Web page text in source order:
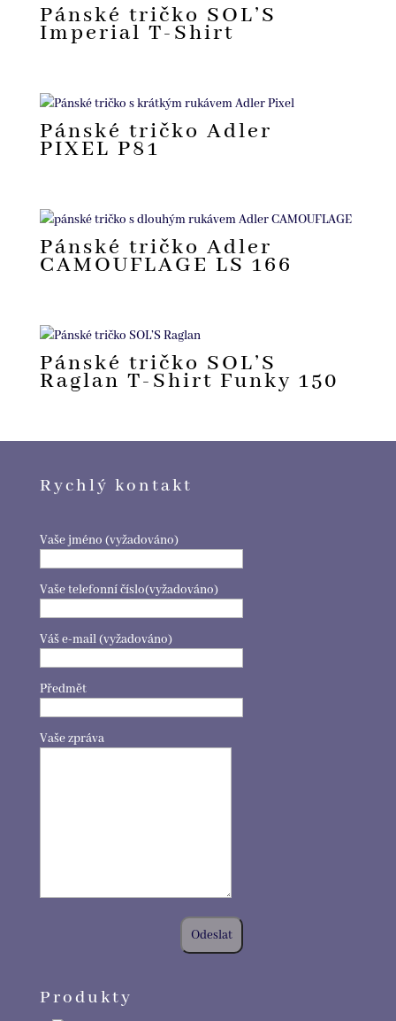
Pánské tričko SOL’S
Imperial T-Shirt
Pánské tričko Adler
PIXEL P81
Pánské tričko Adler
CAMOUFLAGE LS 166
Pánské tričko SOL’S
Raglan T-Shirt Funky 150
Rychlý kontakt
Vaše jméno (vyžadováno)
Vaše telefonní číslo(vyžadováno)
Váš e-mail (vyžadováno)
Předmět
Vaše zpráva
Produkty